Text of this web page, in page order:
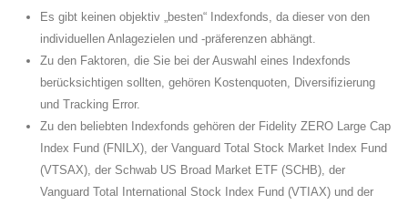
Es gibt keinen objektiv „besten“ Indexfonds, da dieser von den
individuellen Anlagezielen und -präferenzen abhängt.
Zu den Faktoren, die Sie bei der Auswahl eines Indexfonds
berücksichtigen sollten, gehören Kostenquoten, Diversifizierung
und Tracking Error.
Zu den beliebten Indexfonds gehören der Fidelity ZERO Large Cap
Index Fund (FNILX), der Vanguard Total Stock Market Index Fund
(VTSAX), der Schwab US Broad Market ETF (SCHB), der
Vanguard Total International Stock Index Fund (VTIAX) und der